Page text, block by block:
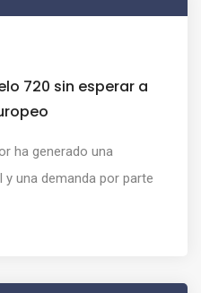
720 sin esperar a
ha generado una
una demanda por parte